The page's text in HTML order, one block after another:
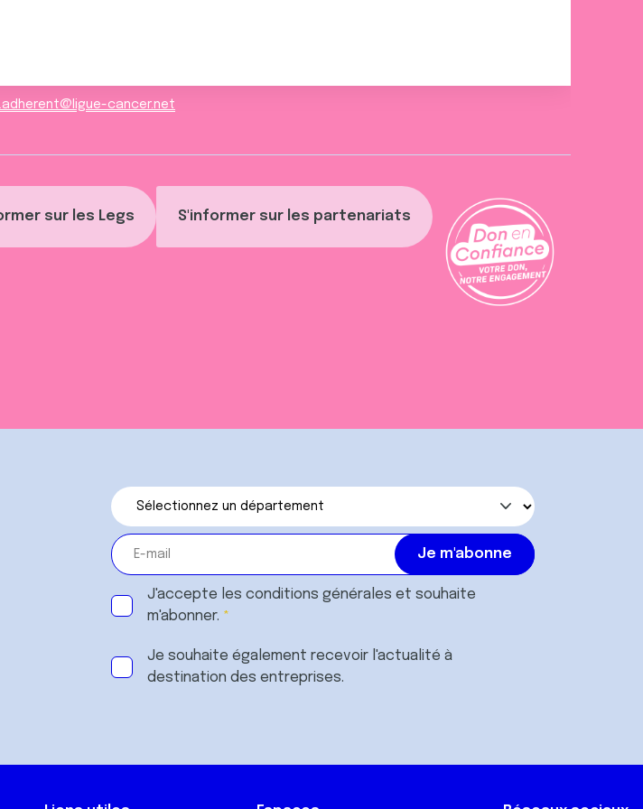
sur les Legs S'informer sur les partenariats
cancer.net
J'accepte les conditions générales et souhaite
m'abonner.
Je souhaite également recevoir l'actualité à
destination des entreprises.